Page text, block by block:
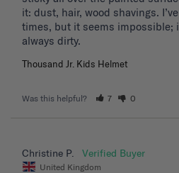
it: dust, hair, wood shavings.
times, but it seems impossible;
Thousand Jr. Kids Helmet
Was this helpful? 7 0
Christine P.
United Kingdom